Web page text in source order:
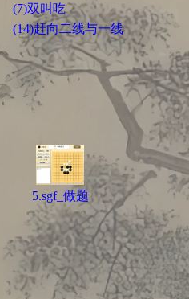
(7)双叫吃
(14)赶向二线与一线
5.sgf_做题